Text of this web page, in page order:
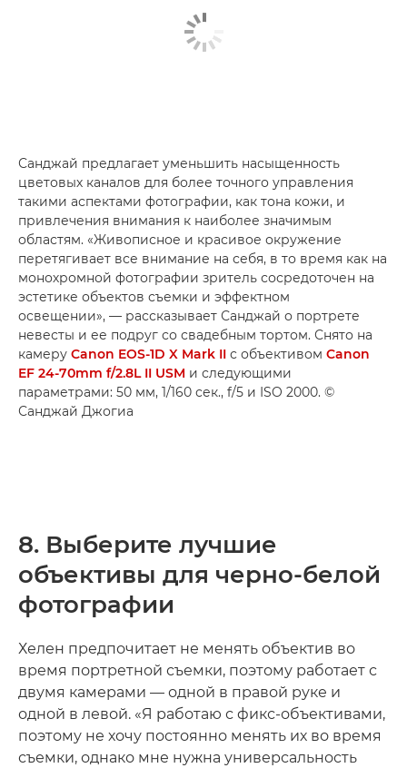
Санджай предлагает уменьшить насыщенность
цветовых каналов для более точного управления
такими аспектами фотографии, как тона кожи, и
привлечения внимания к наиболее значимым
областям. «Живописное и красивое окружение
перетягивает все внимание на себя, в то время как на
монохромной фотографии зритель сосредоточен на
эстетике объектов съемки и эффектном
освещении», — рассказывает Санджай о портрете
невесты и ее подруг со свадебным тортом. Снято на
камеру Canon EOS-1D X Mark II с объективом Canon
EF 24-70mm f/2.8L II USM и следующими
параметрами: 50 мм, 1/160 сек., f/5 и ISO 2000. ©
Санджай Джогиа
8. Выберите лучшие
объективы для черно-белой
фотографии
Хелен предпочитает не менять объектив во
время портретной съемки, поэтому работает с
двумя камерами — одной в правой руке и
одной в левой. «Я работаю с фикс-объективами,
поэтому не хочу постоянно менять их во время
съемки, однако мне нужна универсальность